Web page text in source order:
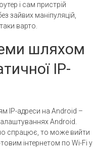
і сам пристрій
зайвих маніпуляцій,
варто.
шляхом
IP-
IP-адреси на Android –
Android.
спрацює, то може вийти
інтернетом по Wi-Fi у